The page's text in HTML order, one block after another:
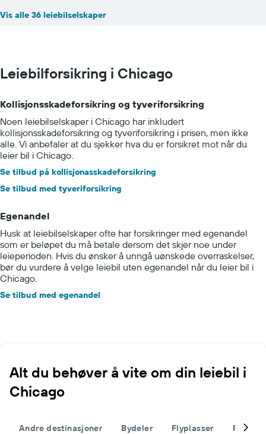
Vis alle 36 leiebilselskaper
Leiebilforsikring i Chicago
Kollisjonsskadeforsikring og tyveriforsikring
Noen leiebilselskaper i Chicago har inkludert
kollisjonsskadeforsikring og tyveriforsikring i prisen, men ikke
alle. Vi anbefaler at du sjekker hva du er forsikret mot når du
leier bil i Chicago.
Se tilbud på kollisjonasskadeforsikring
Se tilbud med tyveriforsikring
Egenandel
Husk at leiebilselskaper ofte har forsikringer med egenandel
som er beløpet du må betale dersom det skjer noe under
leieperioden. Hvis du ønsker å unngå uønskede overraskelser,
bør du vurdere å velge leiebil uten egenandel når du leier bil i
Chicago.
Se tilbud med egenandel
Alt du behøver å vite om din leiebil i
Chicago
Andre destinasjoner Bydeler Flyplasser Fullfør